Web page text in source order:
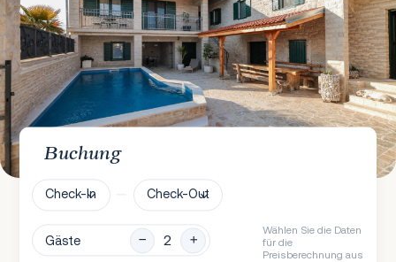
Buchung
Check-In Check-Out
Gäste
Wählen Sie die Daten
für die
Preisberechnung aus